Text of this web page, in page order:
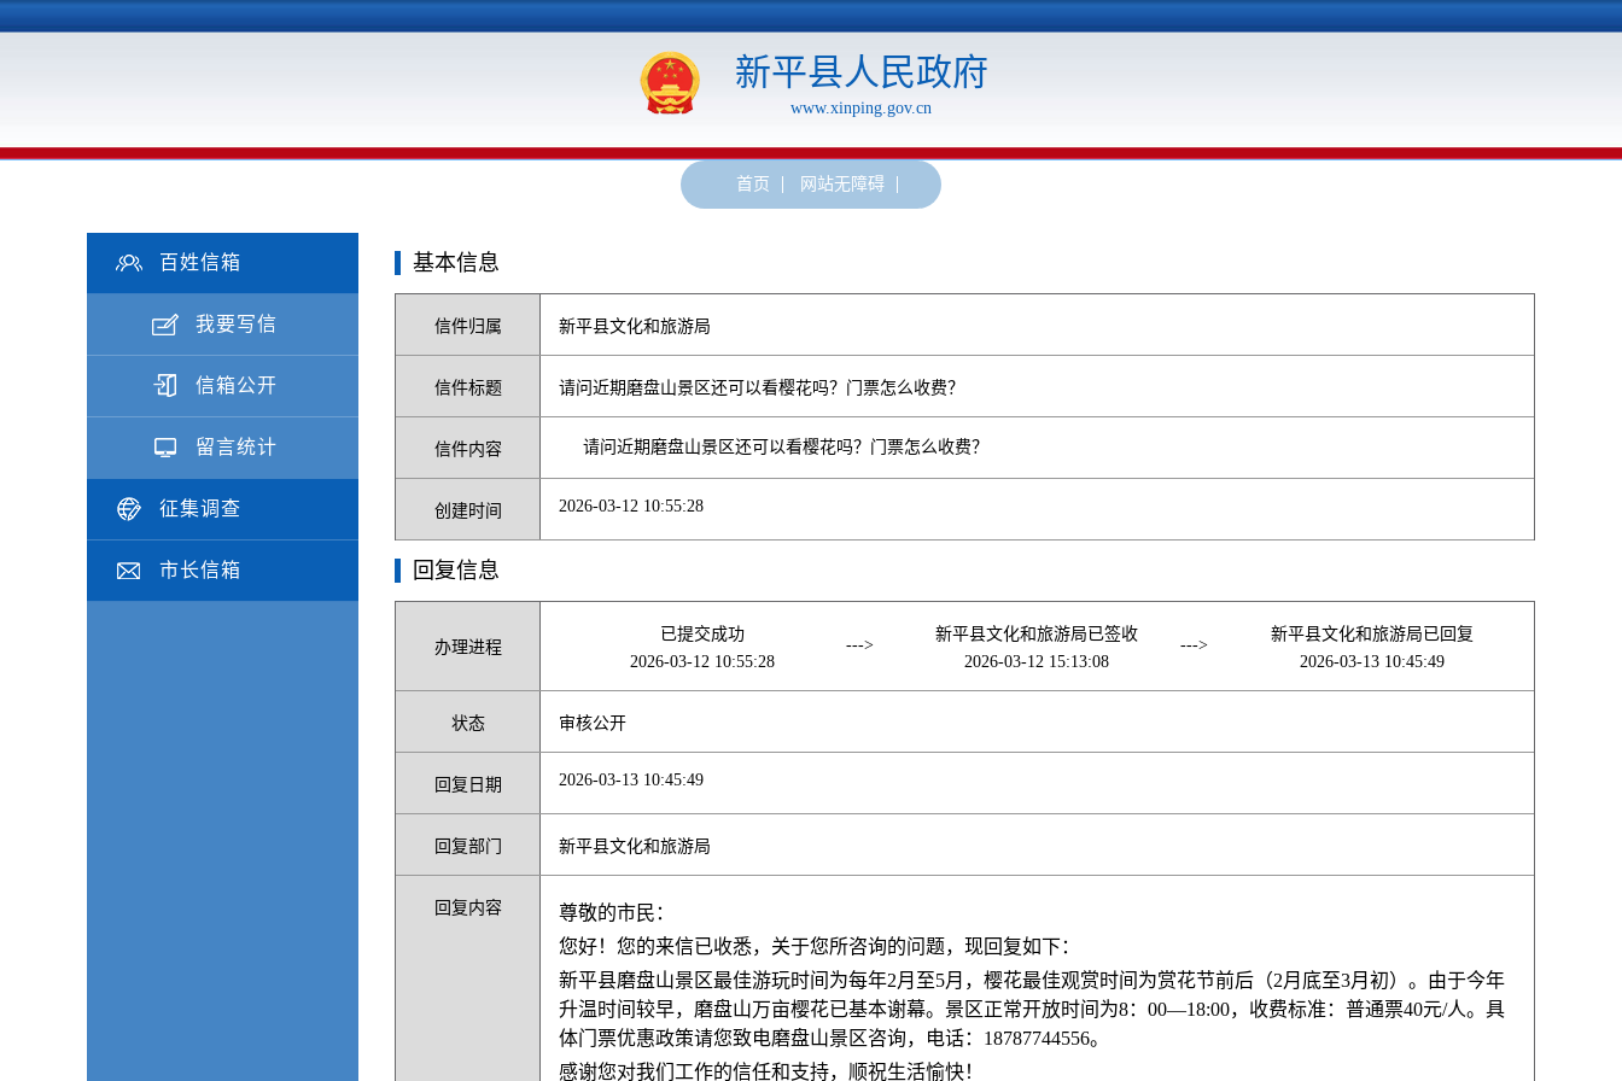
新平县人民政府
www.xinping.gov.cn
首页 网站无障碍
百姓信箱
我要写信
信箱公开
留言统计
征集调查
市长信箱
基本信息
信件归属 新平县文化和旅游局
信件标题 请问近期磨盘山景区还可以看樱花吗？门票怎么收费？
信件内容 请问近期磨盘山景区还可以看樱花吗？门票怎么收费？
创建时间 2026-03-12 10:55:28
回复信息
办理进程
已提交成功
2026-03-12 10:55:28
--->
新平县文化和旅游局已签收
2026-03-12 15:13:08
--->
新平县文化和旅游局已回复
2026-03-13 10:45:49
状态 审核公开
回复日期 2026-03-13 10:45:49
回复部门 新平县文化和旅游局
回复内容
尊敬的市民：
您好！您的来信已收悉，关于您所咨询的问题，现回复如下：
新平县磨盘山景区最佳游玩时间为每年2月至5月，樱花最佳观赏时间为赏花节前后（2月底至3月初）。由于今年
升温时间较早，磨盘山万亩樱花已基本谢幕。景区正常开放时间为8：00—18:00，收费标准：普通票40元/人。具
体门票优惠政策请您致电磨盘山景区咨询，电话：18787744556。
感谢您对我们工作的信任和支持，顺祝生活愉快！